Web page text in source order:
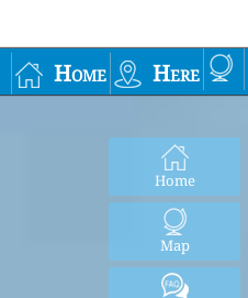
Home Here
Home
Map